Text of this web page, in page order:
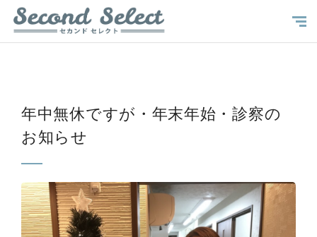
年中無休ですが・年末年始・診察の
お知らせ